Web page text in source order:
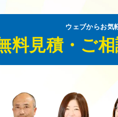
ウェブからお気
料見積・ご